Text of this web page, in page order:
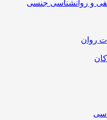
و روانشناسی جنسی
روان